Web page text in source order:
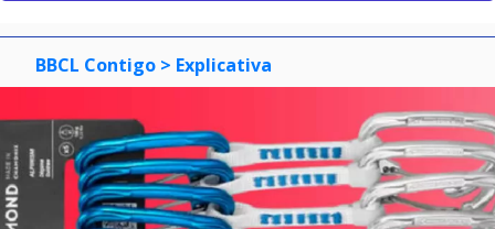
BBCL Contigo > Explicativa